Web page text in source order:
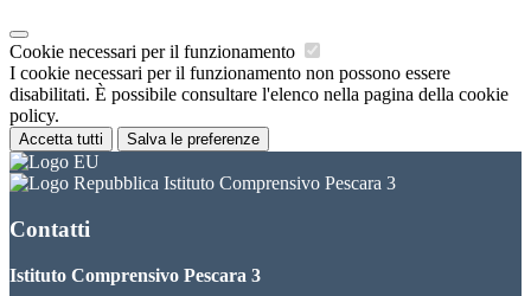
Cookie necessari per il funzionamento
I cookie necessari per il funzionamento non possono essere
disabilitati. È possibile consultare l'elenco nella pagina della cookie
policy.
Accetta tutti Salva le preferenze
Istituto Comprensivo Pescara 3
Contatti
Istituto Comprensivo Pescara 3